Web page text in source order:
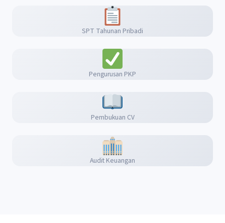
SPT Tahunan Pribadi
Pengurusan PKP
Pembukuan CV
Audit Keuangan